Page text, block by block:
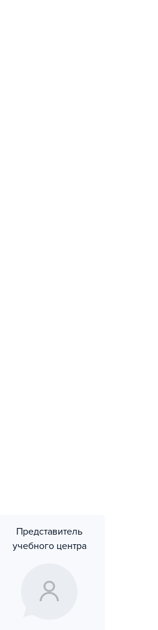
Представитель
учебного центра